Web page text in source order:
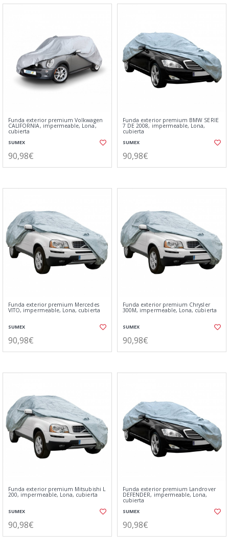
Funda exterior premium Volkwagen
CALIFORNIA, impermeable, Lona,
cubierta
SUMEX
90,98€
Funda exterior premium BMW SERIE
7 DE 2008, impermeable, Lona,
cubierta
SUMEX
90,98€
Funda exterior premium Mercedes
VITO, impermeable, Lona, cubierta
SUMEX
90,98€
Funda exterior premium Chrysler
300M, impermeable, Lona, cubierta
SUMEX
90,98€
Funda exterior premium Mitsubishi L
200, impermeable, Lona, cubierta
SUMEX
90,98€
Funda exterior premium Landrover
DEFENDER, impermeable, Lona,
cubierta
SUMEX
90,98€